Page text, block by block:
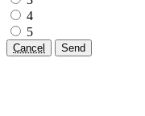
4
5
Cancel Send